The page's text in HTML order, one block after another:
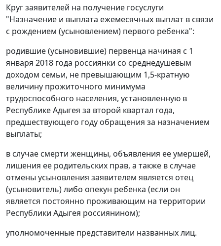
Круг заявителей на получение госуслуги
"Назначение и выплата ежемесячных выплат в связи
с рождением (усыновлением) первого ребенка":
родившие (усыновившие) первенца начиная с 1
января 2018 года россиянки со среднедушевым
доходом семьи, не превышающим 1,5-кратную
величину прожиточного минимума
трудоспособного населения, установленную в
Республике Адыгея за второй квартал года,
предшествующего году обращения за назначением
выплаты;
в случае смерти женщины, объявления ее умершей,
лишения ее родительских прав, а также в случае
отмены усыновления заявителем является отец
(усыновитель) либо опекун ребенка (если он
является постоянно проживающим на территории
Республики Адыгея россиянином);
уполномоченные представители названных лиц.